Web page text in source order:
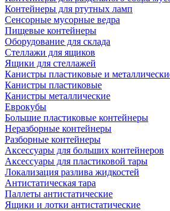
Контейнеры для ртутных ламп
Сенсорные мусорные ведра
Пищевые контейнеры
Оборудование для склада
Стеллажи для ящиков
Ящики для стеллажей
Канистры пластиковые и
Канистры пластиковые
Канистры металлические
Еврокубы
Большие пластиковые контейнеры
Неразборные контейнеры
Разборные контейнеры
Аксессуары для больших контейнеров
Аксессуары для пластиковой тары
Локализация разлива жидкостей
Антистатическая тара
Паллеты антистатические
Ящики и лотки антистатические